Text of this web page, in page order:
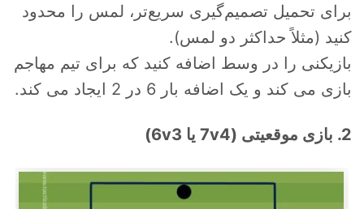
برای تحمیل تصمیم‌گیری سریع‌تر، لمس را محدود
کنید (مثلاً حداکثر دو لمس).
بازیکنی را در وسط اضافه کنید که برای تیم مهاجم
بازی می کند و یک اضافه بار 6 در 2 ایجاد می کند.
2. بازی موقعیتی (7v4 یا 6v3)